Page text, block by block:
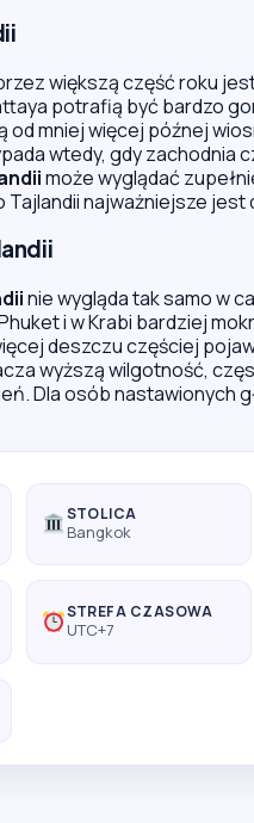
większą część roku
potrafią być bardzo
mniej więcej późnej
wtedy, gdy zachodnia
może wyglądać
Tajlandii najważniejsze
nie wygląda tak samo w
i w Krabi bardziej
deszczu częściej
wyższą wilgotność,
Dla osób nastawionych
STOLICA
Bangkok
STREFA CZASOWA
UTC+7